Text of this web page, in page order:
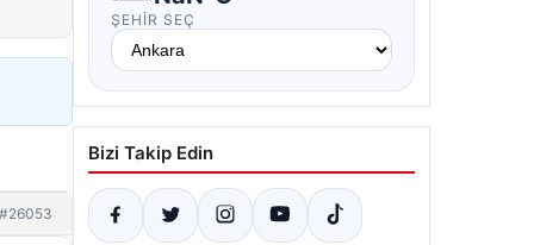
#26053
ŞEHIR SEÇ
Bizi Takip Edin